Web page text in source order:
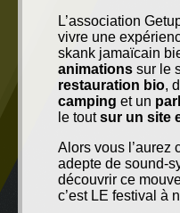
L’association
vivre une
skank jamaïcain
animations sur le
restauration bio,
camping et un
le toutsur un site
Alors vous l’aurez
adepte de sound-
découvrir ce
c’est LE festival à